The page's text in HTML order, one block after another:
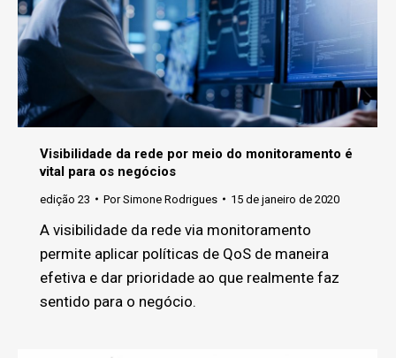
Visibilidade da rede por meio do monitoramento é
vital para os negócios
edição 23 PorSimone Rodrigues 15 de janeiro de 2020
A visibilidade da rede via monitoramento
permite aplicar políticas de QoS de maneira
efetiva e dar prioridade ao que realmente faz
sentido para o negócio.